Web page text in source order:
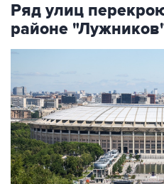
Ряд улиц
районе